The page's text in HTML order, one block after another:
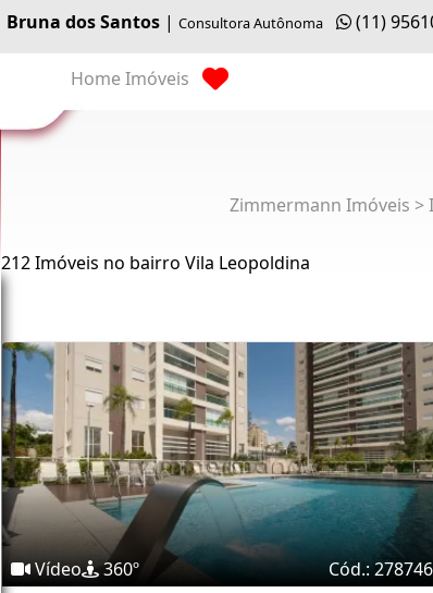
Bruna dos Santos | Consultora Autônoma (11)
Home Imóveis
Zimmermann Imóveis >
212 Imóveis no bairro Vila Leopoldina
Vídeo 360º Cód.: 278746